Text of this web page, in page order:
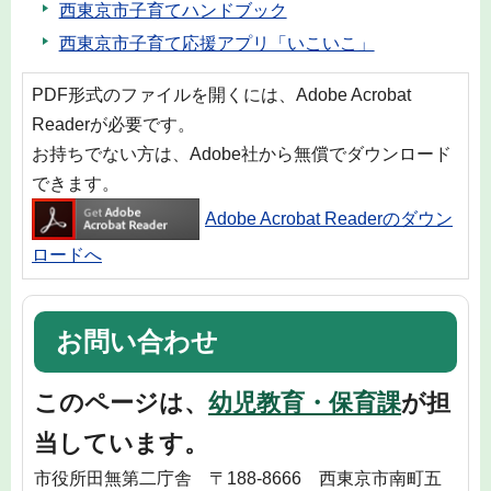
西東京市子育てハンドブック
西東京市子育て応援アプリ「いこいこ」
PDF形式のファイルを開くには、Adobe Acrobat
Readerが必要です。
お持ちでない方は、Adobe社から無償でダウンロード
できます。
Adobe Acrobat Readerのダウン
ロードへ
お問い合わせ
このページは、 幼児教育・保育課が担
当しています。
市役所田無第二庁舎 〒188-8666 西東京市南町五